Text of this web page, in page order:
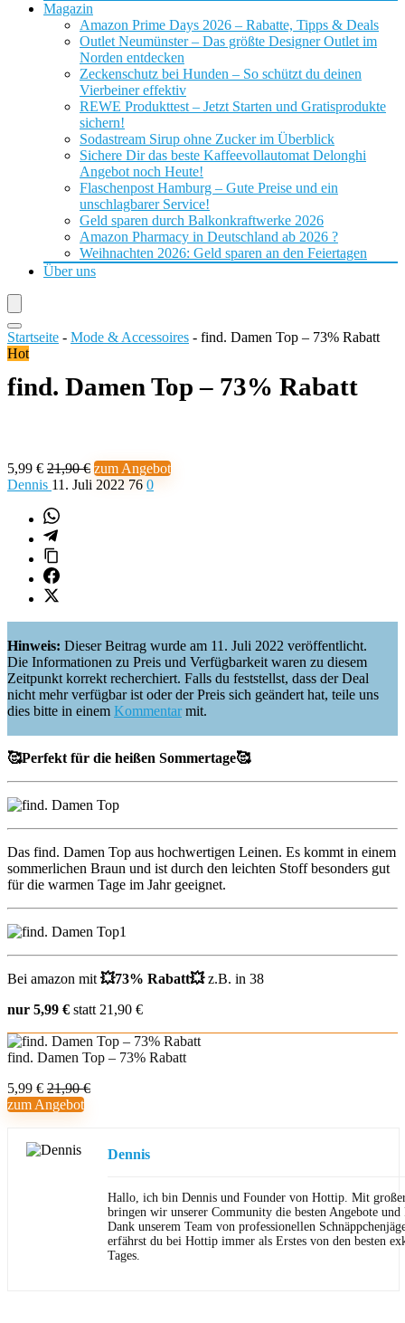
Magazin
Amazon Prime Days 2026 – Rabatte, Tipps & Deals
Outlet Neumünster – Das größte Designer Outlet im
Norden entdecken
Zeckenschutz bei Hunden – So schützt du deinen
Vierbeiner effektiv
REWE Produkttest – Jetzt Starten und Gratisprodukte
sichern!
Sodastream Sirup ohne Zucker im Überblick
Sichere Dir das beste Kaffeevollautomat Delonghi
Angebot noch Heute!
Flaschenpost Hamburg – Gute Preise und ein
unschlagbarer Service!
Geld sparen durch Balkonkraftwerke 2026
Amazon Pharmacy in Deutschland ab 2026 ?
Weihnachten 2026: Geld sparen an den Feiertagen
Über uns
Startseite - Mode & Accessoires - find. Damen Top – 73% Rabatt
Hot
find. Damen Top – 73% Rabatt
5,99 € 21,90 € zum Angebot
Dennis 11. Juli 2022 76 0
Hinweis: Dieser Beitrag wurde am 11. Juli 2022 veröffentlicht.
Die Informationen zu Preis und Verfügbarkeit waren zu diesem
Zeitpunkt korrekt recherchiert. Falls du feststellst, dass der Deal
nicht mehr verfügbar ist oder der Preis sich geändert hat, teile uns
dies bitte in einem Kommentarmit.
🥰Perfekt für die heißen Sommertage🥰
Das find. Damen Top aus hochwertigen Leinen. Es kommt in einem
sommerlichen Braun und ist durch den leichten Stoff besonders gut
für die warmen Tage im Jahr geeignet.
Bei amazon mit 💥73% Rabatt💥 z.B. in 38
nur 5,99 € statt 21,90 €
find. Damen Top – 73% Rabatt
5,99 € 21,90 €
zum Angebot
Dennis
Hallo, ich bin Dennis und Founder von Hottip. Mit
bringen wir unserer Community die besten Angebote und
Dank unserem Team von professionellen
erfährst du bei Hottip immer als Erstes von den besten
Tages.